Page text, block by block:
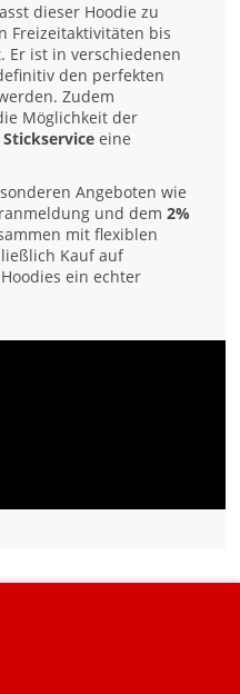
dieser Hoodie zu
Freizeitaktivitäten bis
Er ist in verschiedenen
den perfekten
Zudem
Möglichkeit der
eine
Angeboten wie
und dem2%
mit flexiblen
Kauf auf
ein echter